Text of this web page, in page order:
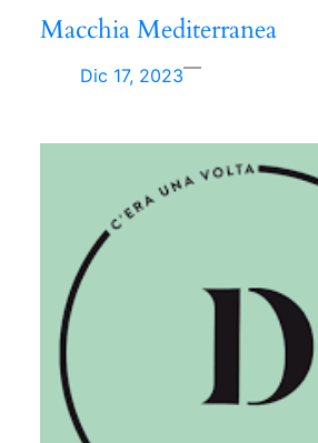
Macchia Mediterranea
Dic 17, 2023—